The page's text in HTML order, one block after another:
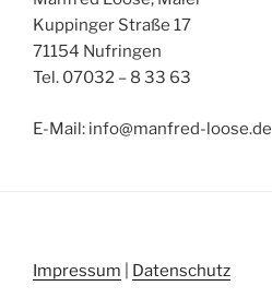
Kuppinger Straße 17
71154 Nufringen
Tel. 07032 – 8 33 63
E-Mail: info@manfred-loose.de
Impressum Datenschutz